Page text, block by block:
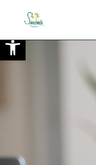
Ouvrir la barre d’outils